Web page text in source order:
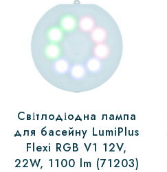
Світлодіодна лампа
для басейну LumiPlus
Flexi RGB V1 12V,
22W, 1100 lm (71203)